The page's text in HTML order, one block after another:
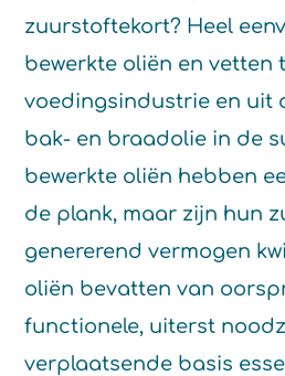
zuurstoftekort? Heel
bewerkte oliën en vetten
voedingsindustrie en uit
bak- en braadolie in de
bewerkte oliën hebben
de plank, maar zijn hun
genererend vermogen
oliën bevatten van
functionele, uiterst
verplaatsende basis